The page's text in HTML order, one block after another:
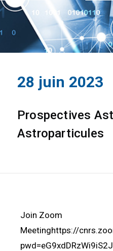
28 juin 2023
Prospectives
Astroparticules
Join Zoom
Meetinghttps://